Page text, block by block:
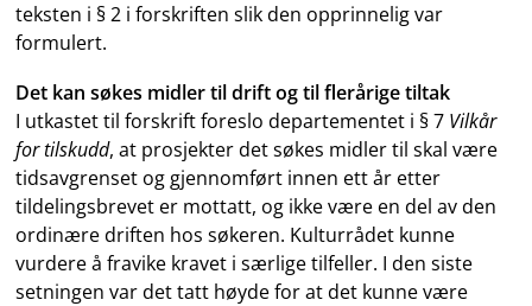
teksten i § 2 i forskriften slik den opprinnelig var
formulert.
Det kan søkes midler til drift og til flerårige tiltak
I utkastet til forskrift foreslo departementet i § 7 Vilkår
for tilskudd, at prosjekter det søkes midler til skal være
tidsavgrenset og gjennomført innen ett år etter
tildelingsbrevet er mottatt, og ikke være en del av den
ordinære driften hos søkeren. Kulturrådet kunne
vurdere å fravike kravet i særlige tilfeller. I den siste
setningen var det tatt høyde for at det kunne være